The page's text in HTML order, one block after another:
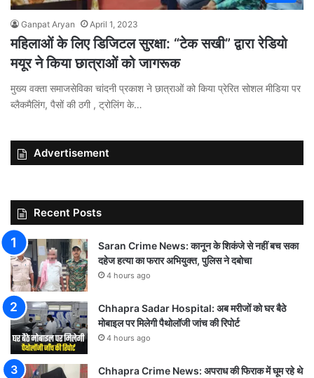
Ganpat Aryan April 1, 2023
महिलाओं के लिए डिजिटल सुरक्षा: “टेक सखी” द्वारा रेडियो
मयूर ने किया छात्राओं को जागरूक
मुख्य वक्ता समाजसेविका चांदनी प्रकाश ने छात्राओं को किया प्रेरित सोशल मीडिया पर
ब्लैकमैलिंग, पैसों की ठगी , ट्रोलिंग के…
Advertisement
Recent Posts
Saran Crime News: कानून के शिकंजे से नहीं बच सका
दहेज हत्या का फरार अभियुक्त, पुलिस ने दबोचा
4 hours ago
Chhapra Sadar Hospital: अब मरीजों को घर बैठे
मोबाइल पर मिलेगी पैथोलॉजी जांच की रिपोर्ट
4 hours ago
Chhapra Crime News: अपराध की फिराक में घूम रहे थे